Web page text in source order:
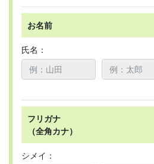
お名前
氏名：
フリガナ
（全角カナ）
シメイ：